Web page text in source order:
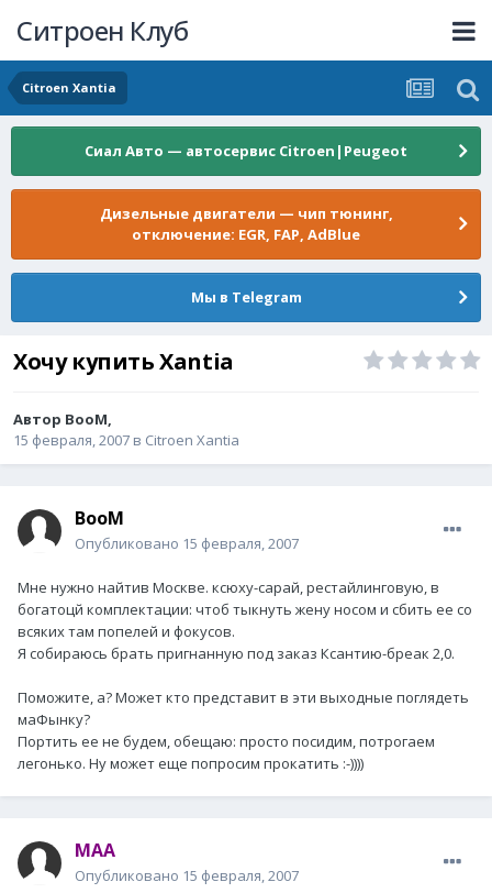
Ситроен Клуб
Citroen Xantia
Сиал Авто — автосервис Citroen|Peugeot
Дизельные двигатели — чип тюнинг,
отключение: EGR, FAP, AdBlue
Мы в Telegram
Хочу купить Xantia
Автор BooM,
15 февраля, 2007 в Citroen Xantia
BooM
Опубликовано 15 февраля, 2007
Мне нужно найтив Москве. ксюху-сарай, рестайлинговую, в
богатоцй комплектации: чтоб тыкнуть жену носом и сбить ее со
всяких там попелей и фокусов.
Я собираюсь брать пригнанную под заказ Ксантию-бреак 2,0.
Поможите, а? Может кто представит в эти выходные поглядеть
маФынку?
Портить ее не будем, обещаю: просто посидим, потрогаем
легонько. Ну может еще попросим прокатить :-))))
MAA
Опубликовано 15 февраля, 2007